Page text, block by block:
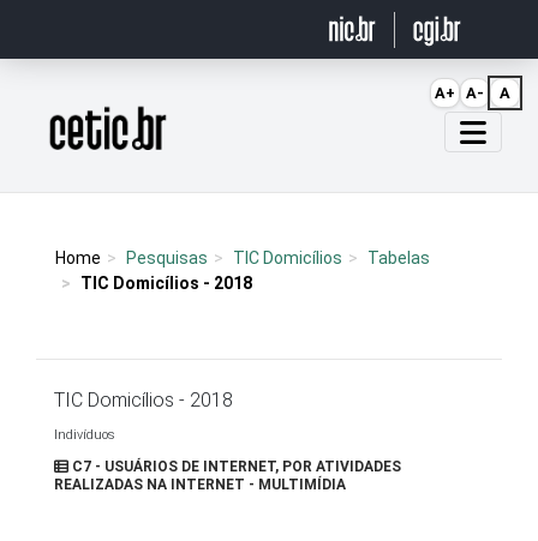
Página inicial
Home Pesquisas TIC Domicílios
Tabelas
TIC Domicílios - 2018
TIC Domicílios - 2018
Indivíduos
C7 - USUÁRIOS DE INTERNET, POR ATIVIDADES
REALIZADAS NA INTERNET - MULTIMÍDIA
A+ A- A